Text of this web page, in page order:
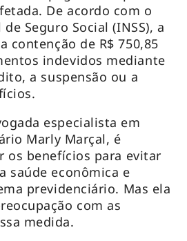
De acordo com o
Seguro Social (INSS), a
contenção de R$ 750,85
indevidos mediante
a suspensão ou a
especialista em
Marly Marçal, é
os benefícios para evitar
saúde econômica e
previdenciário. Mas ela
com as
medida.